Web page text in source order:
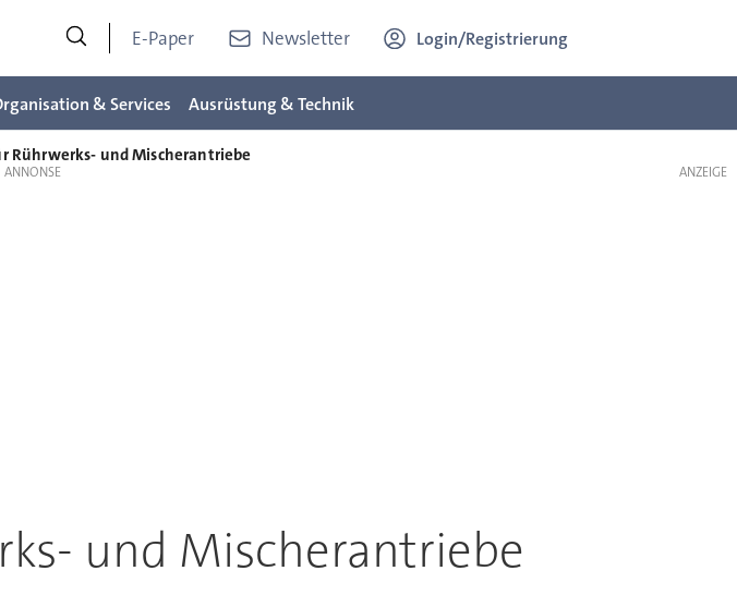
E-Paper Newsletter Login/Registrierung
& Services Ausrüstung & Technik
Rührwerks- und Mischerantriebe
und Mischerantriebe
ANZEIGE